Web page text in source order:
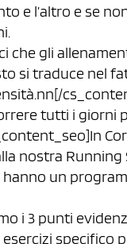
e l’altro e se
gli
si traduce nel
tutti i giorni
nostra Running
un
i 3 punti
specifico